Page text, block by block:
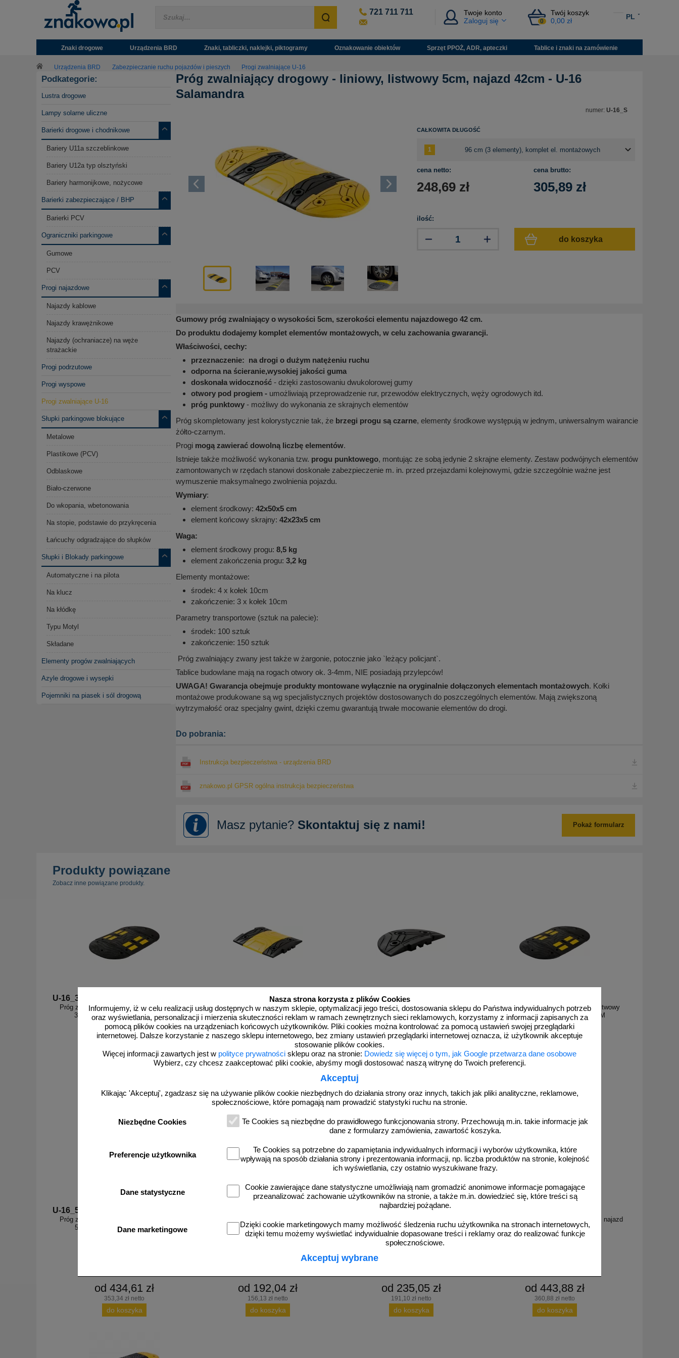
Nasza strona korzysta z plików Cookies
Informujemy, iż w celu realizacji usług dostępnych w naszym sklepie, optymalizacji jego treści, dostosowania sklepu do Państwa indywidualnych potrzeb
oraz wyświetlania, personalizacji i mierzenia skuteczności reklam w ramach zewnętrznych sieci reklamowych, korzystamy z informacji zapisanych za
pomocą plików cookies na urządzeniach końcowych użytkowników. Pliki cookies można kontrolować za pomocą ustawień swojej przeglądarki
internetowej. Dalsze korzystanie z naszego sklepu internetowego, bez zmiany ustawień przeglądarki internetowej oznacza, iż użytkownik akceptuje
stosowanie plików cookies.
Więcej informacji zawartych jest w polityce prywatności sklepu oraz na stronie: Dowiedz się więcej o tym, jak Google przetwarza dane osobowe
Wybierz, czy chcesz zaakceptować pliki cookie, abyśmy mogli dostosować naszą witrynę do Twoich preferencji.
Akceptuj
Klikając 'Akceptuj', zgadzasz się na używanie plików cookie niezbędnych do działania strony oraz innych, takich jak pliki analityczne, reklamowe,
społecznościowe, które pomagają nam prowadzić statystyki ruchu na stronie.
Niezbędne Cookies
Te Cookies są niezbędne do prawidłowego funkcjonowania strony. Przechowują m.in. takie informacje jak
dane z formularzy zamówienia, zawartość koszyka.
Preferencje użytkownika
Te Cookies są potrzebne do zapamiętania indywidualnych informacji i wyborów użytkownika, które
wpływają na sposób działania strony i prezentowania informacji, np. liczba produktów na stronie, kolejność
ich wyświetlania, czy ostatnio wyszukiwane frazy.
Dane statystyczne
Cookie zawierające dane statystyczne umożliwiają nam gromadzić anonimowe informacje pomagające
przeanalizować zachowanie użytkowników na stronie, a także m.in. dowiedzieć się, które treści są
najbardziej pożądane.
Dane marketingowe
Dzięki cookie marketingowych mamy możliwość śledzenia ruchu użytkownika na stronach internetowych,
dzięki temu możemy wyświetlać indywidualnie dopasowane treści i reklamy oraz do realizować funkcje
społecznościowe.
Akceptuj wybrane
721 711 711
Twoje konto
Zaloguj się
Twój koszyk
0 0,00 zł
PL
Znaki drogowe Urządzenia BRD Znaki, tabliczki, naklejki, piktogramy Oznakowanie obiektów Sprzęt PPOŻ, ADR, apteczki Tablice i znaki na zamówienie
Urządzenia BRD Zabezpieczanie ruchu pojazdów i pieszych Progi zwalniające U-16
Podkategorie:
Lustra drogowe
Lampy solarne uliczne
Barierki drogowe i chodnikowe
Bariery U11a szczeblinkowe
Bariery U12a typ olsztyński
Bariery harmonijkowe, nożycowe
Barierki zabezpieczające / BHP
Barierki PCV
Ograniczniki parkingowe
Gumowe
PCV
Progi najazdowe
Najazdy kablowe
Najazdy krawężnikowe
Najazdy (ochraniacze) na węże
strażackie
Progi podrzutowe
Progi wyspowe
Progi zwalniające U-16
Słupki parkingowe blokujące
Metalowe
Plastikowe (PCV)
Odblaskowe
Biało-czerwone
Do wkopania, wbetonowania
Na stopie, podstawie do przykręcenia
Łańcuchy odgradzające do słupków
Słupki i Blokady parkingowe
Automatyczne i na pilota
Na klucz
Na kłódkę
Typu Motyl
Składane
Elementy progów zwalniających
Azyle drogowe i wysepki
Pojemniki na piasek i sól drogową
Próg zwalniający drogowy - liniowy, listwowy 5cm, najazd 42cm - U-16
Salamandra
numer: U-16_S
CAŁKOWITA DŁUGOŚĆ
cena netto:
248,69 zł
cena brutto:
305,89 zł
ilość:
do koszyka
Gumowy próg zwalniający o wysokości 5cm, szerokości elementu najazdowego 42 cm.
Do produktu dodajemy komplet elementów montażowych, w celu zachowania gwarancji.
Właściwości, cechy:
przeznaczenie: na drogi o dużym natężeniu ruchu
odporna na ścieranie,wysokiej jakości guma
doskonała widoczność - dzięki zastosowaniu dwukolorowej gumy
otwory pod progiem - umożliwiają przeprowadzenie rur, przewodów elektrycznych, węży ogrodowych itd.
próg punktowy - możliwy do wykonania ze skrajnych elementów
Próg skompletowany jest kolorystycznie tak, że brzegi progu są czarne, elementy środkowe występują w jednym, uniwersalnym wairancie
żółto-czarnym.
Progi mogą zawierać dowolną liczbę elementów.
Istnieje także możliwość wykonania tzw. progu punktowego, montując ze sobą jedynie 2 skrajne elementy. Zestaw podwójnych elementów
zamontowanych w rzędach stanowi doskonałe zabezpieczenie m. in. przed przejazdami kolejnowymi, gdzie szczególnie ważne jest
wymuszenie maksymalnego zwolnienia pojazdu.
Wymiary:
element środkowy: 42x50x5 cm
element końcowy skrajny: 42x23x5 cm
Waga:
element środkowy progu: 8,5 kg
element zakończenia progu: 3,2 kg
Elementy montażowe:
środek: 4 x kołek 10cm
zakończenie: 3 x kołek 10cm
Parametry transportowe (sztuk na palecie):
środek: 100 sztuk
zakończenie: 150 sztuk
Próg zwalniający zwany jest także w żargonie, potocznie jako `leżący policjant`.
Tablice budowlane mają na rogach otwory ok. 3-4mm, NIE posiadają przylepców!
UWAGA! Gwarancja obejmuje produkty montowane wyłącznie na oryginalnie dołączonych elementach montażowych. Kołki
montażowe produkowane są wg specjalistycznych projektów dostosowanych do poszczególnych elementów. Mają zwiększoną
wytrzymałość oraz specjalny gwint, dzięki czemu gwarantują trwałe mocowanie elementów do drogi.
Do pobrania:
Instrukcja bezpieczeństwa - urządzenia BRD
znakowo.pl GPSR ogólna instrukcja bezpieczeństwa
Masz pytanie? Skontaktuj się z nami! Pokaż formularz
Produkty powiązane
Zobacz inne powiązane produkty.
U-16_3M
Próg zwalniający drogowy - liniowy, listwowy
3cm, najazd 60cm - U-16 PVB 3M
do koszyka
Zastępczy element progu zwalniającego
Salamandra - środek - 42x50x5 - żółto-czarny
do koszyka
U-16_S z cz
Zastępczy element progu zwalniającego
Salamandra - zakończenie - 42x23x5 - czarne
do koszyka
Próg zwalniający drogowy - liniowy, listwowy
5cm, najazd 60cm - U-16 PVB 5M
do koszyka
U-16_5D
Próg zwalniający drogowy - liniowy, listwowy
5cm, najazd 90cm - U-16 PVB 5D
od 434,61 zł
353,34 zł netto
do koszyka
3cm, najazd 50cm - U-16 SLOWLY
od 192,04 zł
156,13 zł netto
do koszyka
Próg zwalniający drogowy - liniowy, listwowy
7cm, najazd 50cm - U-16 SLOWLY
od 235,05 zł
191,10 zł netto
do koszyka
Próg podrzutowy U-17 | 5 cm, drogowy, najazd
34 cm
od 443,88 zł
360,88 zł netto
do koszyka